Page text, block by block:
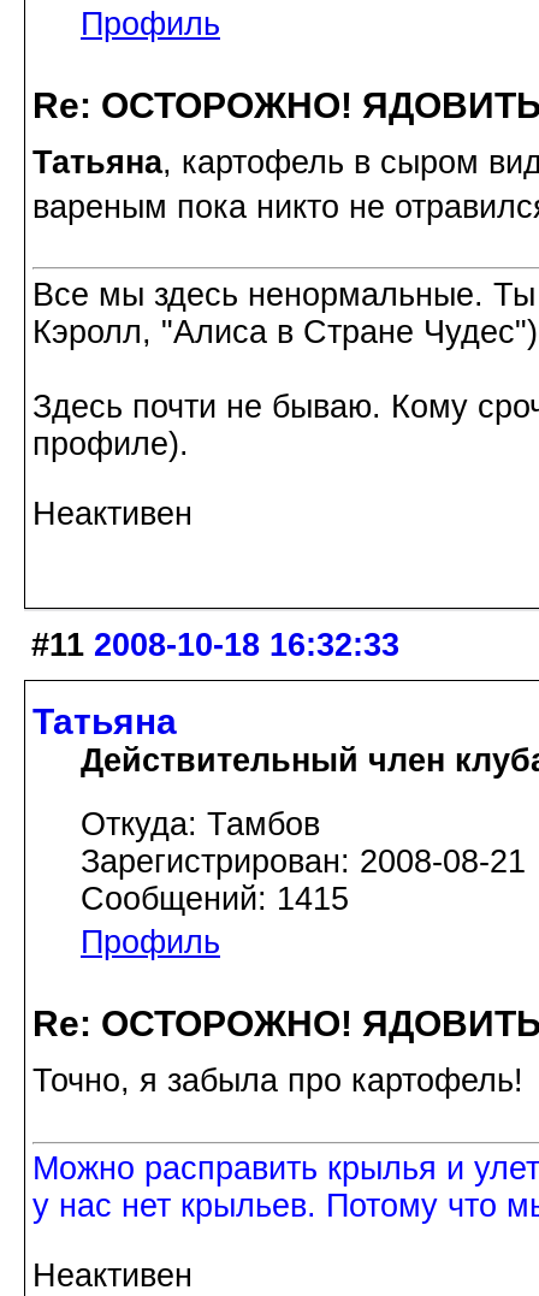
Профиль
Re: ОСТОРОЖНО!
Татьяна, картофель в сыром
вареным пока никто не
Все мы здесь ненормальные.
Кэролл, "Алиса в Стране Чудес")
Здесь почти не бываю. Кому
профиле).
Неактивен
#11 2008-10-18 16:32:33
Татьяна
Действительный член
Откуда: Тамбов
Зарегистрирован: 2008-08-21
Сообщений: 1415
Профиль
Re: ОСТОРОЖНО!
Точно, я забыла про картофель!
Можно расправить крылья и
у нас нет крыльев. Потому что
Неактивен